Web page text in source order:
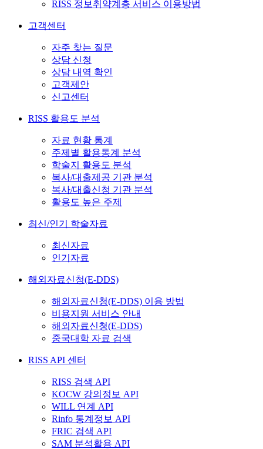
RISS 정보취약계층 서비스 이용방법
고객센터
자주 찾는 질문
상담 신청
상담 내역 확인
고객제안
신고센터
RISS 활용도 분석
자료 현황 통계
주제별 활용통계 분석
학술지 활용도 분석
복사/대출제공 기관 분석
복사/대출신청 기관 분석
활용도 높은 주제
최신/인기 학술자료
최신자료
인기자료
해외자료신청(E-DDS)
해외자료신청(E-DDS) 이용 방법
비용지원 서비스 안내
해외자료신청(E-DDS)
중국대학 자료 검색
RISS API 센터
RISS 검색 API
KOCW 강의정보 API
WILL 연계 API
Rinfo 통계정보 API
FRIC 검색 API
SAM 분석활용 API